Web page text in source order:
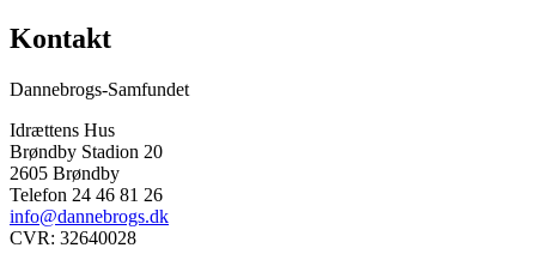
Kontakt
Dannebrogs-Samfundet
Idrættens Hus
Brøndby Stadion 20
2605 Brøndby
Telefon 24 46 81 26
info@dannebrogs.dk
CVR: 32640028